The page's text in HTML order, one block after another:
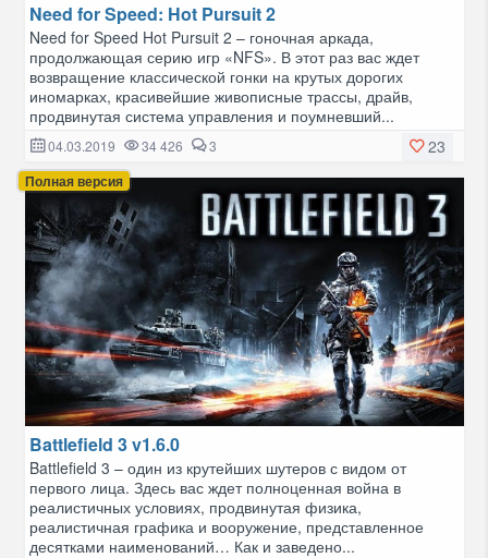
Need for Speed: Hot Pursuit 2
Need for Speed Hot Pursuit 2 – гоночная аркада,
продолжающая серию игр «NFS». В этот раз вас ждет
возвращение классической гонки на крутых дорогих
иномарках, красивейшие живописные трассы, драйв,
продвинутая система управления и поумневший...
23
04.03.2019 34 426 3
Полная версия
Battlefield 3 v1.6.0
Battlefield 3 – один из крутейших шутеров с видом от
первого лица. Здесь вас ждет полноценная война в
реалистичных условиях, продвинутая физика,
реалистичная графика и вооружение, представленное
десятками наименований… Как и заведено...